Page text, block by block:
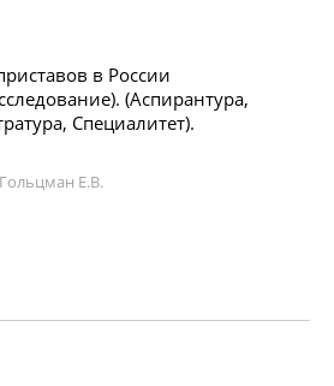
в России
(Аспирантура,
Специалитет).
Е.В.